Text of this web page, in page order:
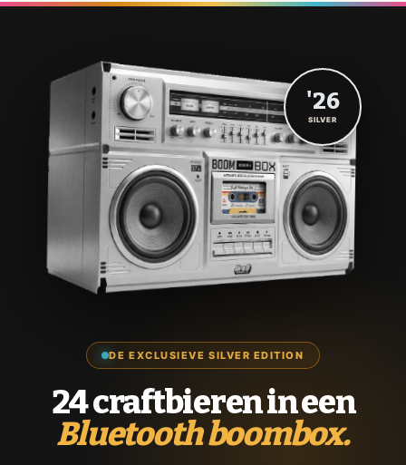
DE EXCLUSIEVE SILVER EDITION
24 craftbieren in een
Bluetooth boombox.
'26
SILVER